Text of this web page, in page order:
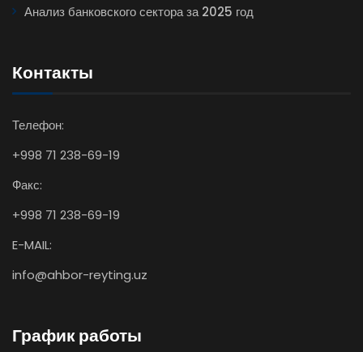
Анализ банковского сектора за 2025 год
Контакты
Телефон:
+998 71 238-69-19
Факс:
+998 71 238-69-19
E-MAIL:
info@ahbor-reyting.uz
График работы